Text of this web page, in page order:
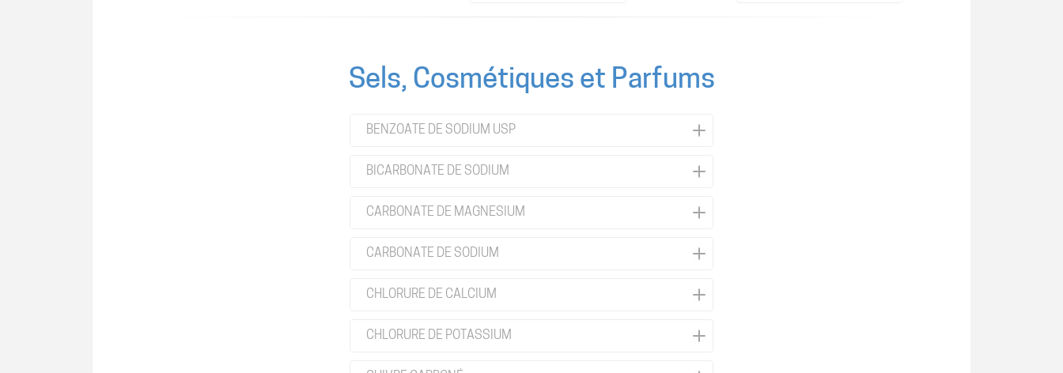
Sels, Cosmétiques et Parfums
BENZOATE DE SODIUM USP
BICARBONATE DE SODIUM
CARBONATE DE MAGNESIUM
CARBONATE DE SODIUM
CHLORURE DE CALCIUM
CHLORURE DE POTASSIUM